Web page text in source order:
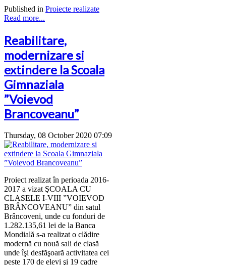
Published in Proiecte realizate
Read more...
Reabilitare,
modernizare si
extindere la Scoala
Gimnaziala
”Voievod
Brancoveanu”
Thursday, 08 October 2020 07:09
Proiect realizat în perioada 2016-
2017 a vizat ŞCOALA CU
CLASELE I-VIII ”VOIEVOD
BRÂNCOVEANU” din satul
Brâncoveni, unde cu fonduri de
1.282.135,61 lei de la Banca
Mondială s-a realizat o clădire
modernă cu nouă sali de clasă
unde îşi desfăşoară activitatea cei
peste 170 de elevi şi 19 cadre